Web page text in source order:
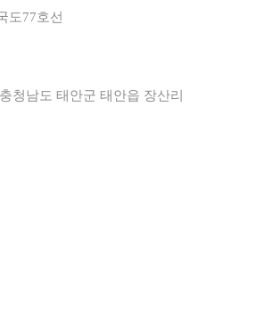
도77호선
청남도 태안군 태안읍 장산리